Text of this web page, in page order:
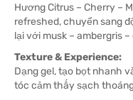
Hương Citrus – Cherry –
refreshed, chuyển sang
lại với musk – ambergris
Texture & Experience:
Dạng gel, tạo bọt nhanh
tóc cảm thấy sạch